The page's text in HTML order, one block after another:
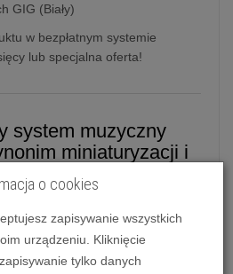
GIG (Biały)
w bezpłatnym systemie
lub specjalna oferta!
system muzyczny
miniaturyzacji i
z myślą o
sobie doskonałą jakość
o cookies
zapisywanie wszystkich
urządzeniu. Kliknięcie
tylko danych